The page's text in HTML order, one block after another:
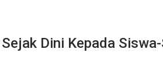
Dini Kepada